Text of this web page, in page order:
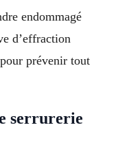
endommagé
d’effraction
prévenir tout
serrurerie